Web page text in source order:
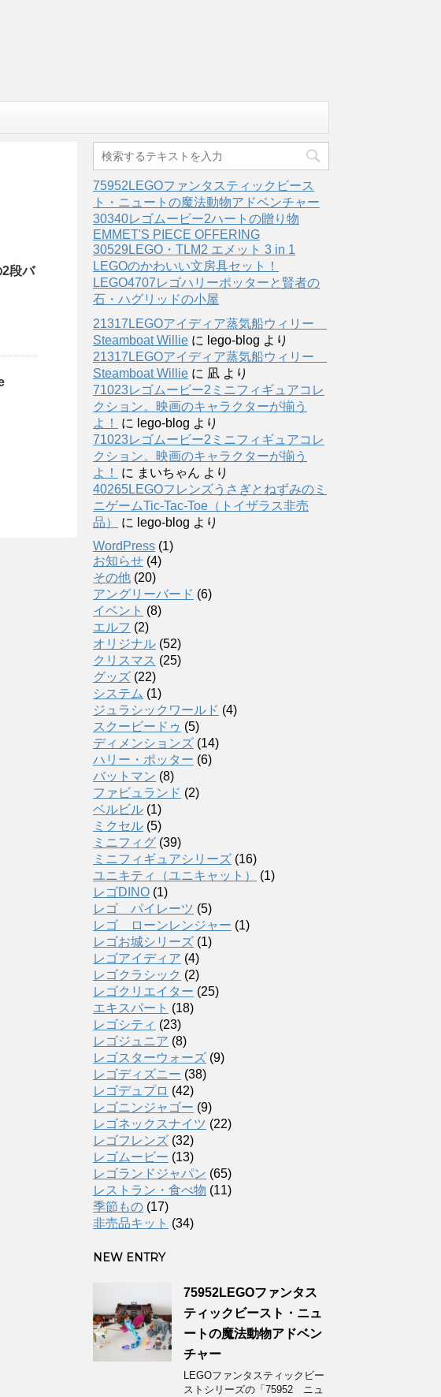
段バ
75952LEGOファンタスティックビース
ト・ニュートの魔法動物アドベンチャー
30340レゴムービー2ハートの贈り物
EMMET'S PIECE OFFERING
30529LEGO・TLM2 エメット 3 in 1
LEGOのかわいい文房具セット！
LEGO4707レゴハリーポッターと賢者の
石・ハグリッドの小屋
21317LEGOアイディア蒸気船ウィリー
Steamboat Willie に lego-blog より
21317LEGOアイディア蒸気船ウィリー
Steamboat Willie に 凪 より
71023レゴムービー2ミニフィギュアコレ
クション。映画のキャラクターが揃う
よ！
に lego-blog より
71023レゴムービー2ミニフィギュアコレ
クション。映画のキャラクターが揃う
よ！
に まいちゃん より
40265LEGOフレンズうさぎとねずみのミ
ニゲームTic-Tac-Toe（トイザラス非売
品）
に lego-blog より
WordPress (1)
お知らせ (4)
その他 (20)
アングリーバード (6)
イベント (8)
エルフ (2)
オリジナル (52)
クリスマス (25)
グッズ (22)
システム (1)
ジュラシックワールド (4)
スクービードゥ (5)
ディメンションズ (14)
ハリー・ポッター (6)
バットマン (8)
ファビュランド (2)
ベルビル (1)
ミクセル (5)
ミニフィグ (39)
ミニフィギュアシリーズ (16)
ユニキティ（ユニキャット）
(1)
レゴDINO (1)
レゴ パイレーツ (5)
レゴ ローンレンジャー (1)
レゴお城シリーズ (1)
レゴアイディア (4)
レゴクラシック (2)
レゴクリエイター (25)
エキスパート (18)
レゴシティ (23)
レゴジュニア (8)
レゴスターウォーズ (9)
レゴディズニー (38)
レゴデュプロ (42)
レゴニンジャゴー (9)
レゴネックスナイツ (22)
レゴフレンズ (32)
レゴムービー (13)
レゴランドジャパン (65)
レストラン・食べ物 (11)
季節もの (17)
非売品キット (34)
NEW ENTRY
75952LEGOファンタス
ティックビースト・ニュ
ートの魔法動物アドベン
チャー
LEGOファンタスティックビー
ストシリーズの「75952 ニュ